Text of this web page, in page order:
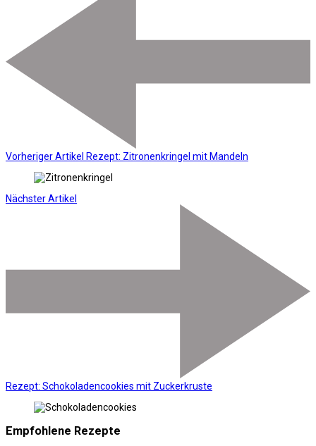
Vorheriger Artikel Rezept: Zitronenkringel mit Mandeln
Nächster Artikel
Rezept: Schokoladencookies mit Zuckerkruste
Empfohlene Rezepte